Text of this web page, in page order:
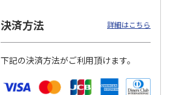
決済方法 詳細はこちら
下記の決済方法がご利用頂けます。